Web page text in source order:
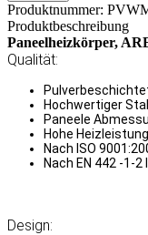
Produktnummer:
Produktbeschreibung
Paneelheizkörper,
Qualität:
Hochwertiger
Paneele
Hohe Heizleistung
Nach ISO
Nach EN 442 -1-
Design: